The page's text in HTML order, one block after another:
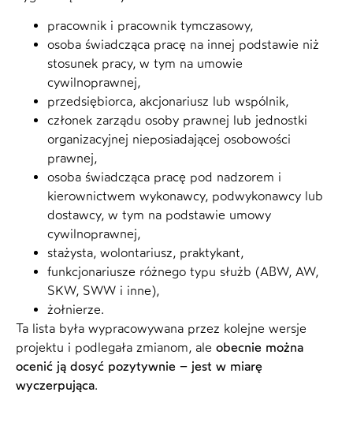
pracownik i pracownik tymczasowy,
osoba świadcząca pracę na innej podstawie niż
stosunek pracy, w tym na umowie
cywilnoprawnej,
przedsiębiorca, akcjonariusz lub wspólnik,
członek zarządu osoby prawnej lub jednostki
organizacyjnej nieposiadającej osobowości
prawnej,
osoba świadcząca pracę pod nadzorem i
kierownictwem wykonawcy, podwykonawcy lub
dostawcy, w tym na podstawie umowy
cywilnoprawnej,
stażysta, wolontariusz, praktykant,
funkcjonariusze różnego typu służb (ABW, AW,
SKW, SWW i inne),
żołnierze.
Ta lista była wypracowywana przez kolejne wersje
projektu i podlegała zmianom, ale obecnie można
ocenić ją dosyć pozytywnie – jest w miarę
wyczerpująca.